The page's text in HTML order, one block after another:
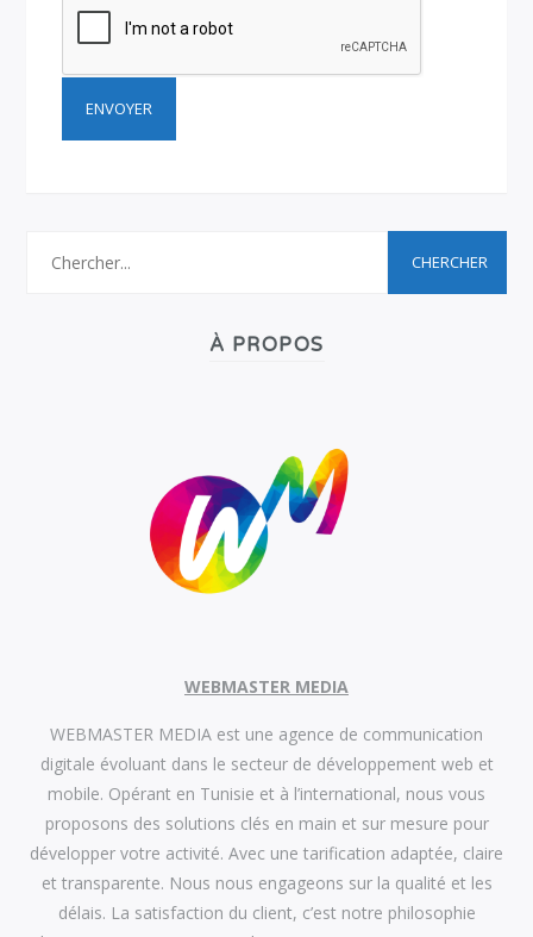
À PROPOS
WEBMASTER MEDIA
WEBMASTER MEDIA est une agence de communication
digitale évoluant dans le secteur de développement web et
mobile. Opérant en Tunisie et à l’international, nous vous
proposons des solutions clés en main et sur mesure pour
développer votre activité. Avec une tarification adaptée, claire
et transparente. Nous nous engageons sur la qualité et les
délais. La satisfaction du client, c’est notre philosophie